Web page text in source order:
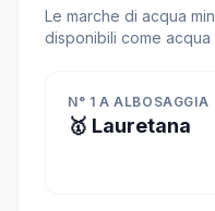
Le marche di acqua
disponibili come
N° 1 A ALBOSAGGIA
🥇 Lauretana